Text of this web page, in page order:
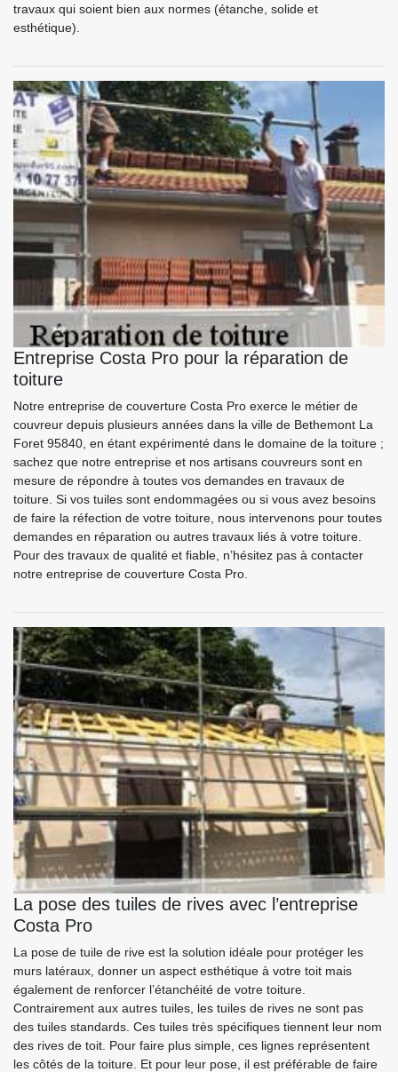
travaux qui soient bien aux normes (étanche, solide et
esthétique).
Entreprise Costa Pro pour la réparation de
toiture
Notre entreprise de couverture Costa Pro exerce le métier de
couvreur depuis plusieurs années dans la ville de Bethemont La
Foret 95840, en étant expérimenté dans le domaine de la toiture ;
sachez que notre entreprise et nos artisans couvreurs sont en
mesure de répondre à toutes vos demandes en travaux de
toiture. Si vos tuiles sont endommagées ou si vous avez besoins
de faire la réfection de votre toiture, nous intervenons pour toutes
demandes en réparation ou autres travaux liés à votre toiture.
Pour des travaux de qualité et fiable, n’hésitez pas à contacter
notre entreprise de couverture Costa Pro.
La pose des tuiles de rives avec l’entreprise
Costa Pro
La pose de tuile de rive est la solution idéale pour protéger les
murs latéraux, donner un aspect esthétique à votre toit mais
également de renforcer l’étanchéité de votre toiture.
Contrairement aux autres tuiles, les tuiles de rives ne sont pas
des tuiles standards. Ces tuiles très spécifiques tiennent leur nom
des rives de toit. Pour faire plus simple, ces lignes représentent
les côtés de la toiture. Et pour leur pose, il est préférable de faire